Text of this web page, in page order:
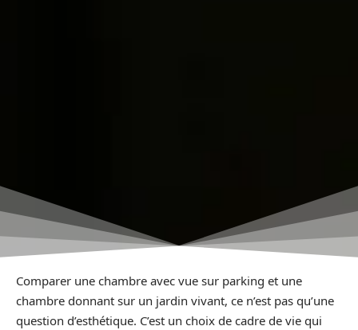
Comparer une chambre avec vue sur parking et une
chambre donnant sur un jardin vivant, ce n’est pas qu’une
question d’esthétique. C’est un choix de cadre de vie qui